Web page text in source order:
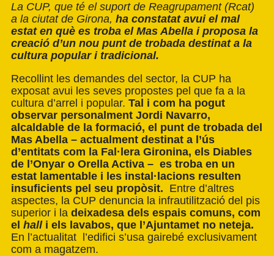
La CUP, que té el suport de Reagrupament (Rcat)
a la ciutat de Girona, ha constatat avui el mal
estat en què es troba el Mas Abella i proposa la
creació d’un nou punt de trobada destinat a la
cultura popular i tradicional.
Recollint les demandes del sector, la CUP ha
exposat avui les seves propostes pel que fa a la
cultura d’arrel i popular. Tal i com ha pogut
observar personalment Jordi Navarro,
alcaldable de la formació, el punt de trobada del
Mas Abella – actualment destinat a l’ús
d’entitats com la Fal·lera Gironina, els Diables
de l’Onyar o Orella Activa – es troba en un
estat lamentable i les instal·lacions resulten
insuficients pel seu propòsit. Entre d’altres
aspectes, la CUP denuncia la infrautilització del pis
superior i la deixadesa dels espais comuns, com
el halli els lavabos, que l’Ajuntamet no neteja.
En l’actualitat l’edifici s’usa gairebé exclusivament
com a magatzem.